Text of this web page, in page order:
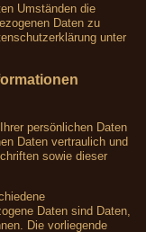
Umständen die
Daten zu
unter
persönlichen Daten
Daten vertraulich und
sowie dieser
Daten sind Daten,
Die vorliegende